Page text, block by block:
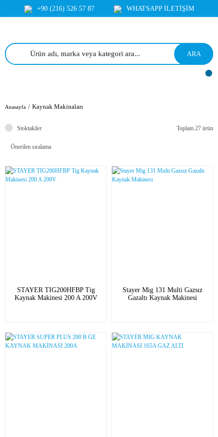
+90 (216) 526 57 87 WHATSAPP İLETİŞİM
ARA
Anasayfa Kaynak Makinaları
Stoktakiler Toplam 27 ürün
STAYER TIG200HFBP Tig
Kaynak Makinesi 200 A 200V
Stayer Mig 131 Multi Gazsız
Gazaltı Kaynak Makinesi